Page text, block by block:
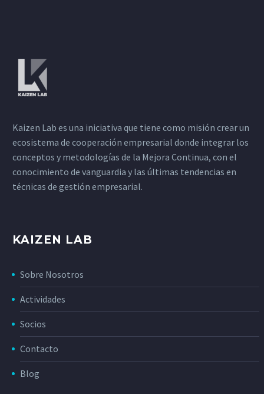
Kaizen Lab es una iniciativa que tiene como misión crear un
ecosistema de cooperación empresarial donde integrar los
conceptos y metodologías de la Mejora Continua, con el
conocimiento de vanguardia y las últimas tendencias en
técnicas de gestión empresarial.
KAIZEN LAB
Sobre Nosotros
Actividades
Socios
Contacto
Blog